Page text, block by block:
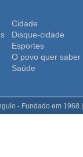
Cidade
Disque-cidade
Esportes
O povo quer saber
Saúde
- Fundado em